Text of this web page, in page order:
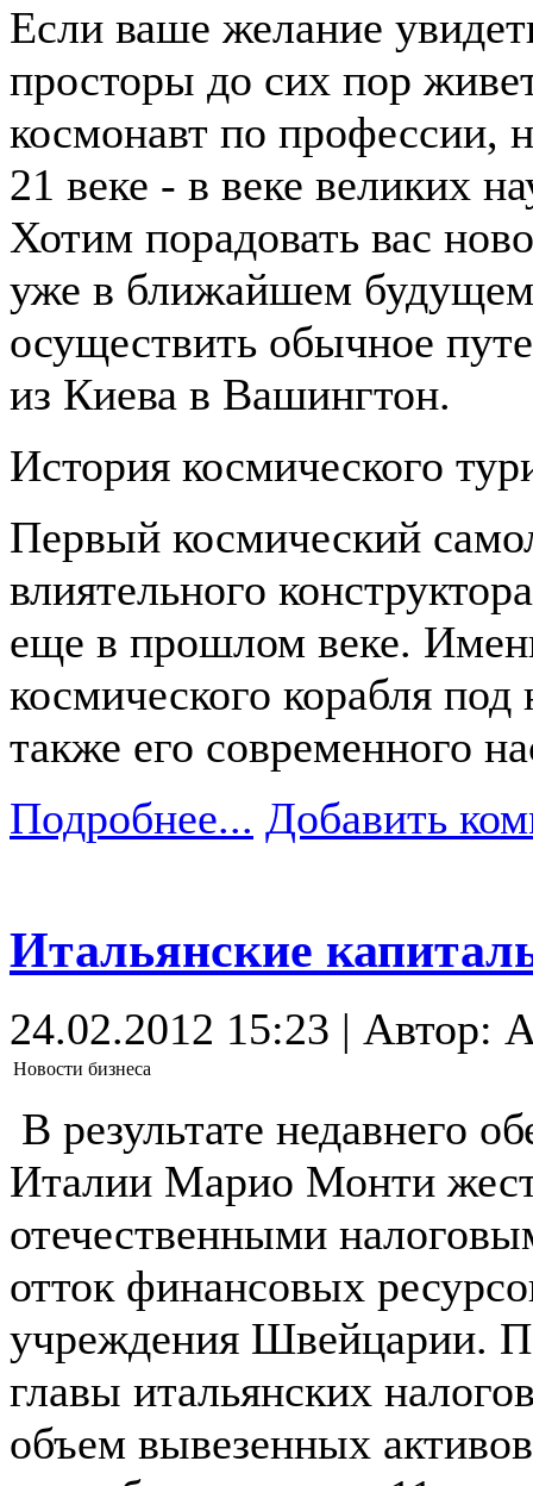
Если ваше желание
просторы до сих пор
космонавт по профессии,
21 веке - в веке великих
Хотим порадовать вас
уже в ближайшем будущем
осуществить обычное
из Киева в Вашингтон.
История космического
Первый космический
влиятельного
еще в прошлом веке.
космического корабля
также его современного
Подробнее... Добавить
Итальянские
24.02.2012 15:23 | Автор:
Новости бизнеса
В результате недавнего
Италии Марио Монти
отечественными
отток финансовых
учреждения Швейцарии.
главы итальянских
объем вывезенных